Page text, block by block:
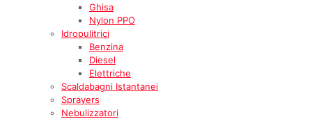
Ghisa
Nylon PPO
Idropulitrici
Benzina
Diesel
Elettriche
Scaldabagni Istantanei
Sprayers
Nebulizzatori